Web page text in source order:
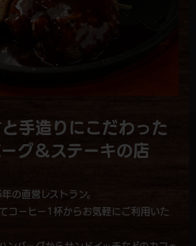
⼿造りにこだわった
グ＆ステーキの店
の直営レストラン。
コーヒー1杯からお気軽にご利用いた